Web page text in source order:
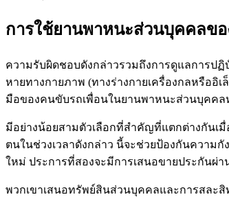
การใช้ยานพาหนะส่วนบุคคลขอ
ความรับผิดชอบดังกล่าวรวมถึงการดูแลการป
หายทางกายภาพ (ทางร่างกายเครื่องกลหรืออิ
มือของคนขับรถเพื่อนในยานพาหนะส่วนบุคคล
มีอย่างน้อยสามตัวเลือกที่สำคัญที่แตกต่างกันเ
ตนในช่วงเวลาดังกล่าว นี้จะช่วยป้องกันความ
ใหม่ ประการที่สองจะมีการเสนอขายประกันผ่
พวกเขาเสนอทรัพย์สินส่วนบุคคลและการสละ